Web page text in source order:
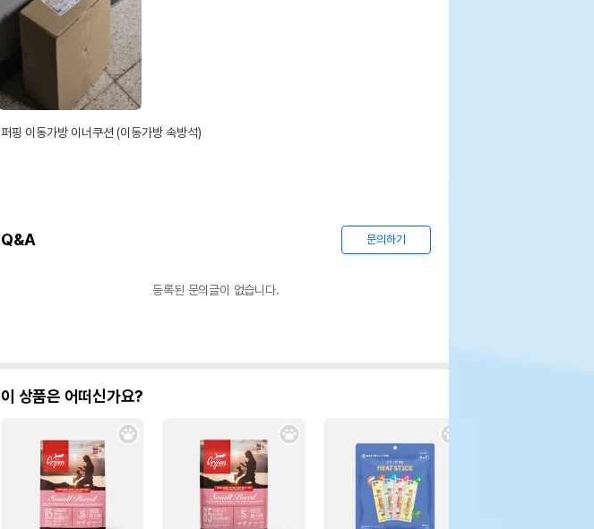
퍼핑 이동가방 이너쿠션 (이동가방 속방석)
Q&A 문의하기
등록된 문의글이 없습니다.
이 상품은 어떠신가요?